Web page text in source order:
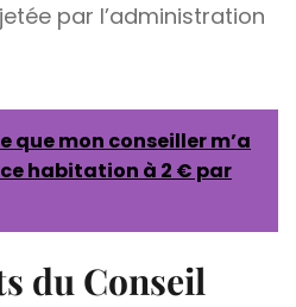
par l’administration
que mon conseiller m’a
habitation à 2 € par
du Conseil